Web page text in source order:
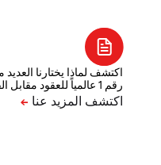
اكتشف لماذا يختارنا العديد
رقم 1 عالمياً للعقود مقابل الفروقات.